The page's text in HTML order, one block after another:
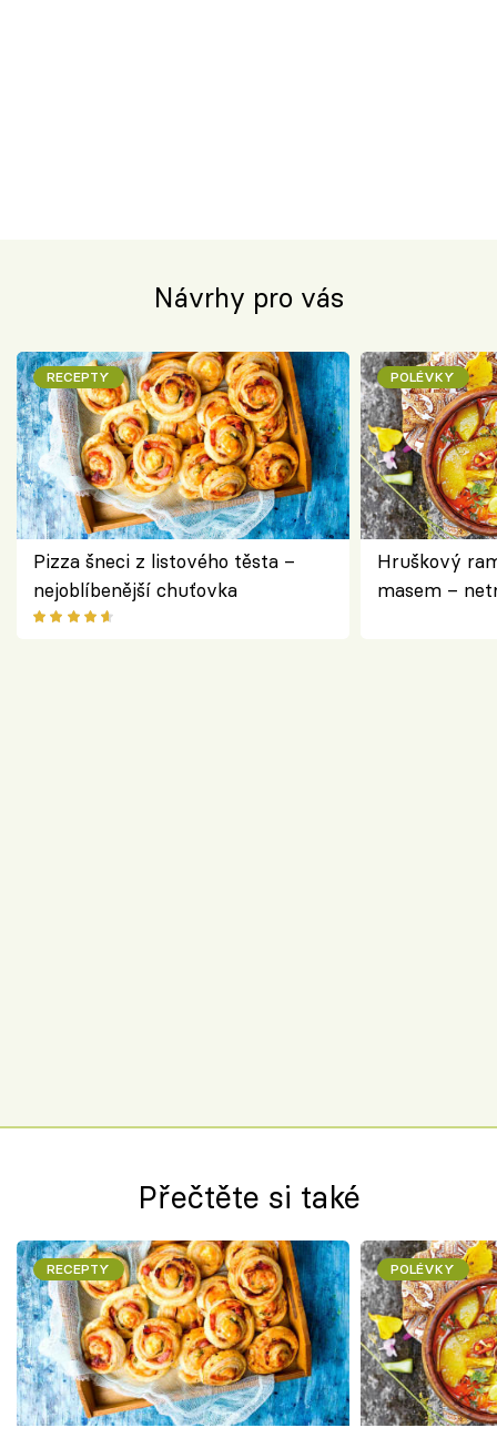
Návrhy pro vás
RECEPTY
Pizza šneci z listového těsta –
nejoblíbenější chuťovka
POLÉVKY
Hruškový
masem –
Přečtěte si také
RECEPTY POLÉVKY